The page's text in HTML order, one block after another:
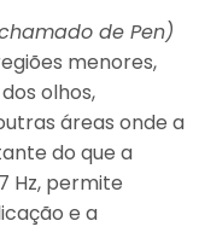
de Pen)
menores,
olhos,
áreas onde a
do que a
Hz, permite
e a